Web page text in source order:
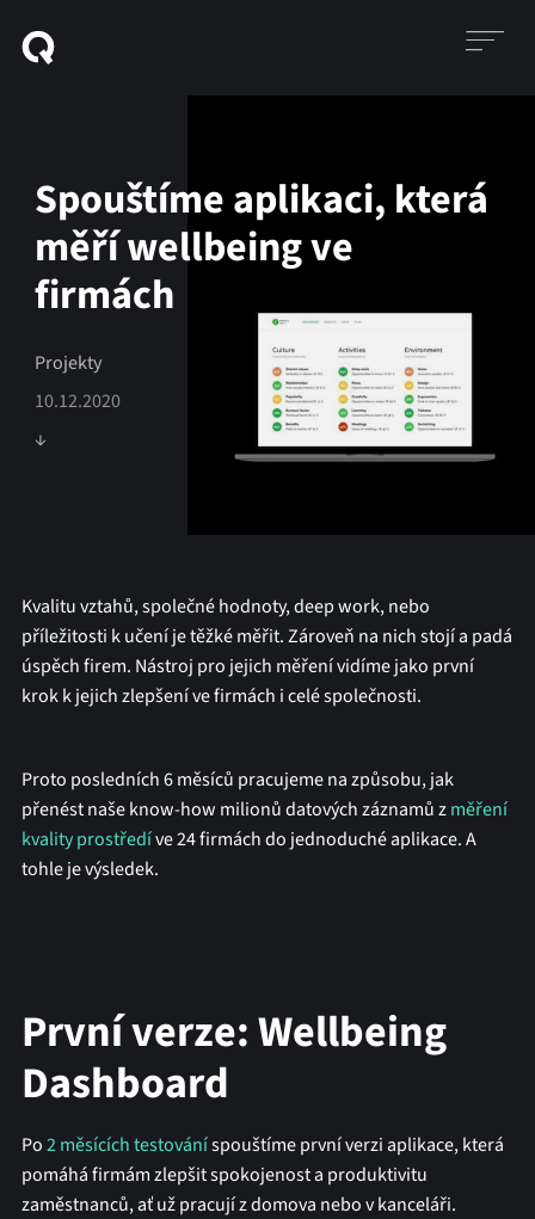
Spouštíme aplikaci, která
měří wellbeing ve
firmách
Projekty
10.12.2020
↓
Kvalitu vztahů, společné hodnoty, deep work, nebo
příležitosti k učení je těžké měřit. Zároveň na nich stojí a padá
úspěch firem. Nástroj pro jejich měření vidíme jako první
krok k jejich zlepšení ve firmách i celé společnosti.
Proto posledních 6 měsíců pracujeme na způsobu, jak
přenést naše know-how milionů datových záznamů změření
kvality prostředíve 24 firmách do jednoduché aplikace. A
tohle je výsledek.
První verze: Wellbeing
Dashboard
Po2 měsících testováníspouštíme první verzi aplikace, která
pomáhá firmám zlepšit spokojenost a produktivitu
zaměstnanců, ať už pracují z domova nebo v kanceláři.